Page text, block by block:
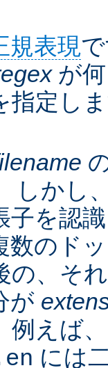
規表現
が何
指定し
しかし
子を認
数のド
の、そ
が
えば、
には